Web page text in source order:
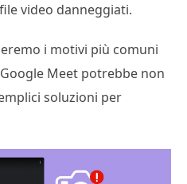
video danneggiati.
i motivi più comuni
Meet potrebbe non
soluzioni per